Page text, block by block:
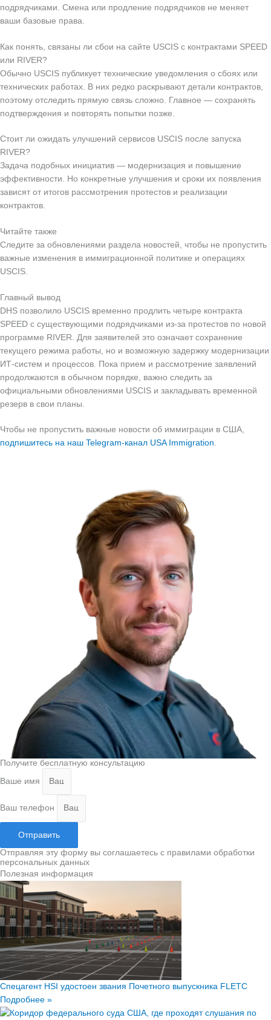
подрядчиками. Смена или продление подрядчиков не меняет
ваши базовые права.
Как понять, связаны ли сбои на сайте USCIS с контрактами SPEED
или RIVER?
Обычно USCIS публикует технические уведомления о сбоях или
технических работах. В них редко раскрывают детали контрактов,
поэтому отследить прямую связь сложно. Главное — сохранять
подтверждения и повторять попытки позже.
Стоит ли ожидать улучшений сервисов USCIS после запуска
RIVER?
Задача подобных инициатив — модернизация и повышение
эффективности. Но конкретные улучшения и сроки их появления
зависят от итогов рассмотрения протестов и реализации
контрактов.
Читайте также
Следите за обновлениями раздела новостей, чтобы не пропустить
важные изменения в иммиграционной политике и операциях
USCIS.
Главный вывод
DHS позволило USCIS временно продлить четыре контракта
SPEED с существующими подрядчиками из‑за протестов по новой
программе RIVER. Для заявителей это означает сохранение
текущего режима работы, но и возможную задержку модернизации
ИТ‑систем и процессов. Пока прием и рассмотрение заявлений
продолжаются в обычном порядке, важно следить за
официальными обновлениями USCIS и закладывать временной
резерв в свои планы.
Чтобы не пропустить важные новости об иммиграции в США,
подпишитесь на наш Telegram-канал USA Immigration.
Получите бесплатную консультацию
Ваше имя
Ваш телефон
Отправить
Отправляя эту форму вы соглашаетесь с правилами обработки
персональных данных
Полезная информация
Спецагент HSI удостоен звания Почетного выпускника FLETC
Подробнее »